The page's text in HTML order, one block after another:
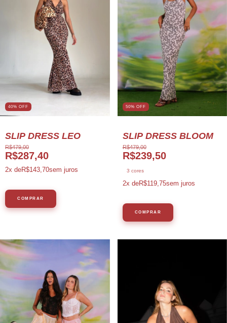
40% OFF
SLIP DRESS LEO
R$479,00
R$287,40
2x deR$143,70sem juros
COMPRAR
50% OFF
SLIP DRESS BLOOM
R$479,00
R$239,50
3 cores
2x deR$119,75sem juros
COMPRAR